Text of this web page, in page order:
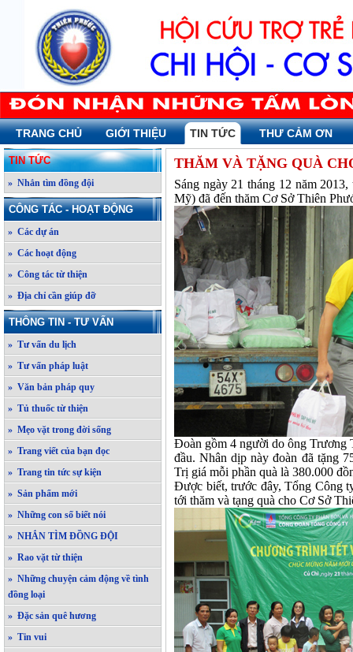
TRANG CHỦ GIỚI THIỆU TIN TỨC THƯ CẢM ƠN
TIN TỨC
» Nhắn tìm đồng đội
CÔNG TÁC - HOẠT ĐỘNG
» Các dự án
» Các hoạt động
» Công tác từ thiện
» Địa chỉ cần giúp đỡ
THÔNG TIN - TƯ VẤN
» Tư vấn du lịch
» Tư vấn pháp luật
» Văn bản pháp quy
» Tủ thuốc từ thiện
» Mẹo vặt trong đời sống
» Trang viết của bạn đọc
» Trang tin tức sự kiện
» Sản phẩm mới
» Những con số biết nói
» NHẮN TÌM ĐỒNG ĐỘI
» Rao vặt từ thiện
» Những chuyện cảm động về tình
đồng loại
» Đặc sản quê hương
» Tin vui
THĂM VÀ TẶNG QUÀ
Sáng ngày 21 tháng 12 năm
Mỹ) đã đến thăm Cơ Sở Thiên
Đoàn gồm 4 người do ông Trương
đầu. Nhân dịp này đoàn đã tặng
Trị giá mỗi phần quà là 380.000
Được biết, trước đây, Tổng Công
tới thăm và tạng quà cho Cơ Sở